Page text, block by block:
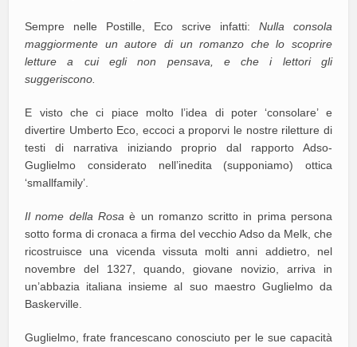
Sempre nelle Postille, Eco scrive infatti: Nulla consola
maggiormente un autore di un romanzo che lo scoprire
letture a cui egli non pensava, e che i lettori gli
suggeriscono.
E visto che ci piace molto l’idea di poter ‘consolare’ e
divertire Umberto Eco, eccoci a proporvi le nostre riletture di
testi di narrativa iniziando proprio dal rapporto Adso-
Guglielmo considerato nell’inedita (supponiamo) ottica
‘smallfamily’.
Il nome della Rosa è un romanzo scritto in prima persona
sotto forma di cronaca a firma del vecchio Adso da Melk, che
ricostruisce una vicenda vissuta molti anni addietro, nel
novembre del 1327, quando, giovane novizio, arriva in
un’abbazia italiana insieme al suo maestro Guglielmo da
Baskerville.
Guglielmo, frate francescano conosciuto per le sue capacità